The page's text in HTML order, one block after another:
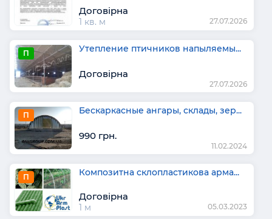
Договірна
1 кв. м 27.07.2026
П Утепление птичников напыляемы...
Договірна
27.07.2026
П Бескаркасные ангары, склады, зер...
990 грн.
11.02.2024
П Композитна склопластикова арма...
Договірна
1 м 05.03.2023